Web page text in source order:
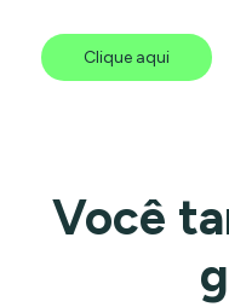
Clique aqui
Você